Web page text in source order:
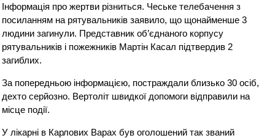
Інформація про жертви різниться. Чеське телебачення з
посиланням на рятувальників заявило, що щонайменше 3
людини загинули. Представник об’єднаного корпусу
рятувальників і пожежників Мартін Касал підтвердив 2
загиблих.
За попередньою інформацією, постраждали близько 30 осіб,
дехто серйозно. Вертоліт швидкої допомоги відправили на
місце події.
У лікарні в Карлових Варах був оголошений так званий